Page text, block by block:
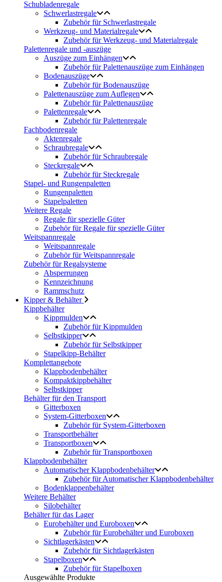
Schubladenregale
Schwerlastregale
Zubehör für Schwerlastregale
Werkzeug- und Materialregale
Zubehör für Werkzeug- und Materialregale
Palettenregale und -auszüge
Auszüge zum Einhängen
Zubehör für Palettenauszüge zum Einhängen
Bodenauszüge
Zubehör für Bodenauszüge
Palettenauszüge zum Auflegen
Zubehör für Palettenauszüge
Palettenregale
Zubehör für Palettenregale
Fachbodenregale
Aktenregale
Schraubregale
Zubehör für Schraubregale
Steckregale
Zubehör für Steckregale
Stapel- und Rungenpaletten
Rungenpaletten
Stapelpaletten
Weitere Regale
Regale für spezielle Güter
Zubehör für Regale für spezielle Güter
Weitspannregale
Weitspannregale
Zubehör für Weitspannregale
Zubehör für Regalsysteme
Absperrungen
Kennzeichnung
Rammschutz
Kipper & Behälter
Kippbehälter
Kippmulden
Zubehör für Kippmulden
Selbstkipper
Zubehör für Selbstkipper
Stapelkipp-Behälter
Komplettangebote
Klappbodenbehälter
Kompaktkippbehälter
Selbstkipper
Behälter für den Transport
Gitterboxen
System-Gitterboxen
Zubehör für System-Gitterboxen
Transportbehälter
Transportboxen
Zubehör für Transportboxen
Klappbodenbehälter
Automatischer Klappbodenbehälter
Zubehör für Automatischer Klappbodenbehälter
Bodenklappenbehälter
Weitere Behälter
Silobehälter
Behälter für das Lager
Eurobehälter und Euroboxen
Zubehör für Eurobehälter und Euroboxen
Sichtlagerkästen
Zubehör für Sichtlagerkästen
Stapelboxen
Zubehör für Stapelboxen
Ausgewählte Produkte